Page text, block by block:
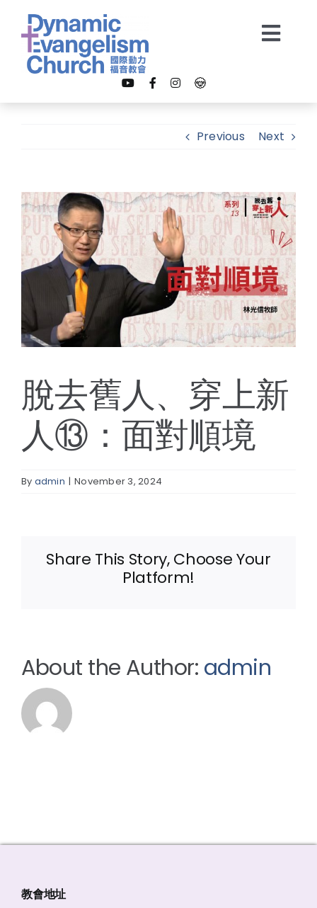
content
教會事工
多媒體
奉獻
線上報名
Previous Next
View
Larger
Image
脫去舊人、穿上新
人⑬：面對順境
By admin | November 3, 2024
Share This Story, Choose Your
Platform!
About the Author: admin
教會地址